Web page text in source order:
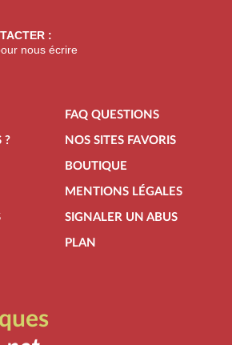
:
nous écrire
?
FAQ QUESTIONS
NOS SITES FAVORIS
BOUTIQUE
MENTIONS LÉGALES
SIGNALER UN ABUS
PLAN